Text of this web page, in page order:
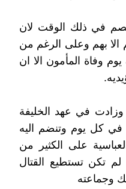
في ذلك الوقت لان
الا بهم وعلى الرغم من
وفاة المأمون الا ان
وزادت في عهد الخليفة
في كل يوم وتنضم اليه
على الكثير من
لم تكن تستطيع القتال
وجماعته